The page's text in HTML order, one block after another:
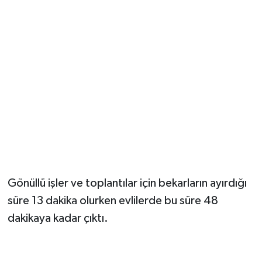
Gönüllü işler ve toplantılar için bekarların ayırdığı
süre 13 dakika olurken evlilerde bu süre 48
dakikaya kadar çıktı.